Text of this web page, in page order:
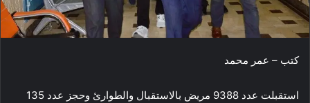
كتب – عمر محمد
استقبلت عدد 9388 مريض بالاستقبال والطوارئ وحجز عدد 135